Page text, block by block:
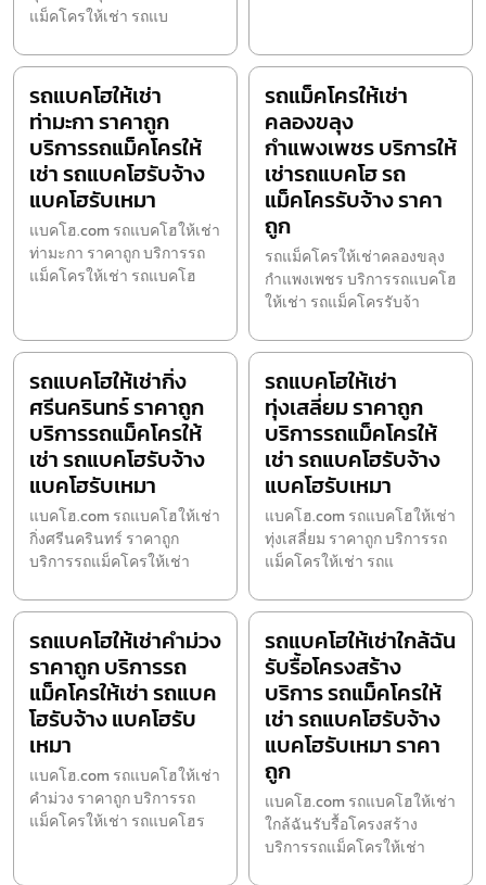
แม็คโครให้เช่า รถแบ
รถแบคโฮให้เช่า
ท่ามะกา ราคาถูก
บริการรถแม็คโครให้
เช่า รถแบคโฮรับจ้าง
แบคโฮรับเหมา
แบคโฮ.com รถแบคโฮให้เช่า
ท่ามะกา ราคาถูก บริการรถ
แม็คโครให้เช่า รถแบคโฮ
รถแม็คโครให้เช่า
คลองขลุง
กำแพงเพชร บริการให้
เช่ารถแบคโฮ รถ
แม็คโครรับจ้าง ราคา
ถูก
รถแม็คโครให้เช่าคลองขลุง
กำแพงเพชร บริการรถแบคโฮ
ให้เช่า รถแม็คโครรับจ้า
รถแบคโฮให้เช่ากิ่ง
ศรีนครินทร์ ราคาถูก
บริการรถแม็คโครให้
เช่า รถแบคโฮรับจ้าง
แบคโฮรับเหมา
แบคโฮ.com รถแบคโฮให้เช่า
กิ่งศรีนครินทร์ ราคาถูก
บริการรถแม็คโครให้เช่า
รถแบคโฮให้เช่า
ทุ่งเสลี่ยม ราคาถูก
บริการรถแม็คโครให้
เช่า รถแบคโฮรับจ้าง
แบคโฮรับเหมา
แบคโฮ.com รถแบคโฮให้เช่า
ทุ่งเสลี่ยม ราคาถูก บริการรถ
แม็คโครให้เช่า รถแ
รถแบคโฮให้เช่าคำม่วง
ราคาถูก บริการรถ
แม็คโครให้เช่า รถแบค
โฮรับจ้าง แบคโฮรับ
เหมา
แบคโฮ.com รถแบคโฮให้เช่า
คำม่วง ราคาถูก บริการรถ
แม็คโครให้เช่า รถแบคโฮร
รถแบคโฮให้เช่าใกล้ฉัน
รับรื้อโครงสร้าง
บริการ รถแม็คโครให้
เช่า รถแบคโฮรับจ้าง
แบคโฮรับเหมา ราคา
ถูก
แบคโฮ.com รถแบคโฮให้เช่า
ใกล้ฉันรับรื้อโครงสร้าง
บริการรถแม็คโครให้เช่า